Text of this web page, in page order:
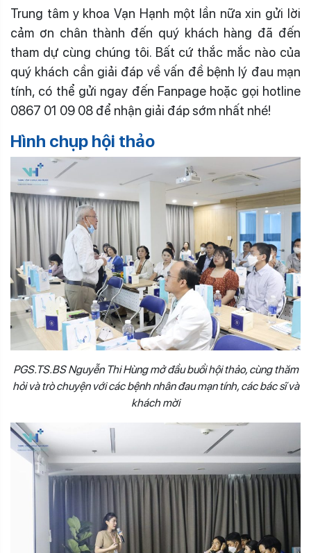
Trung tâm y khoa Vạn Hạnh một lần nữa xin gửi lời
cảm ơn chân thành đến quý khách hàng đã đến
tham dự cùng chúng tôi. Bất cứ thắc mắc nào của
quý khách cần giải đáp về vấn đề bệnh lý đau mạn
tính, có thể gửi ngay đến Fanpage hoặc gọi hotline
0867 01 09 08 để nhận giải đáp sớm nhất nhé!
Hình chụp hội thảo
PGS.TS.BS Nguyễn Thi Hùng mở đầu buổi hội thảo, cùng thăm
hỏi và trò chuyện với các bệnh nhân đau mạn tính, các bác sĩ và
khách mời